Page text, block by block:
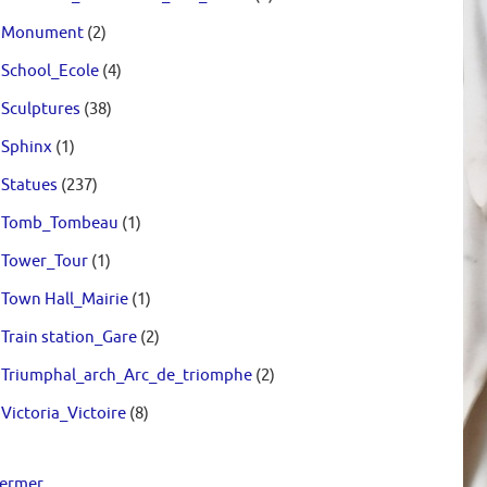
Monument (2)
School_Ecole (4)
Sculptures (38)
Sphinx (1)
Statues (237)
Tomb_Tombeau (1)
Tower_Tour (1)
Town Hall_Mairie (1)
Train station_Gare (2)
Triumphal_arch_Arc_de_triomphe (2)
Victoria_Victoire (8)